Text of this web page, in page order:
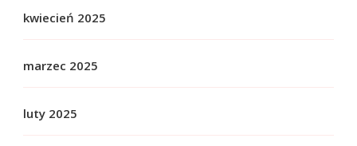
kwiecień 2025
marzec 2025
luty 2025